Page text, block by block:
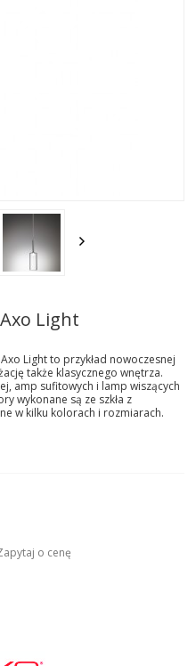
Light
Light to przykład nowoczesnej
także klasycznego wnętrza.
amp sufitowych i lamp wiszących
wykonane są ze szkła z
w kilku kolorach i rozmiarach.
o cenę